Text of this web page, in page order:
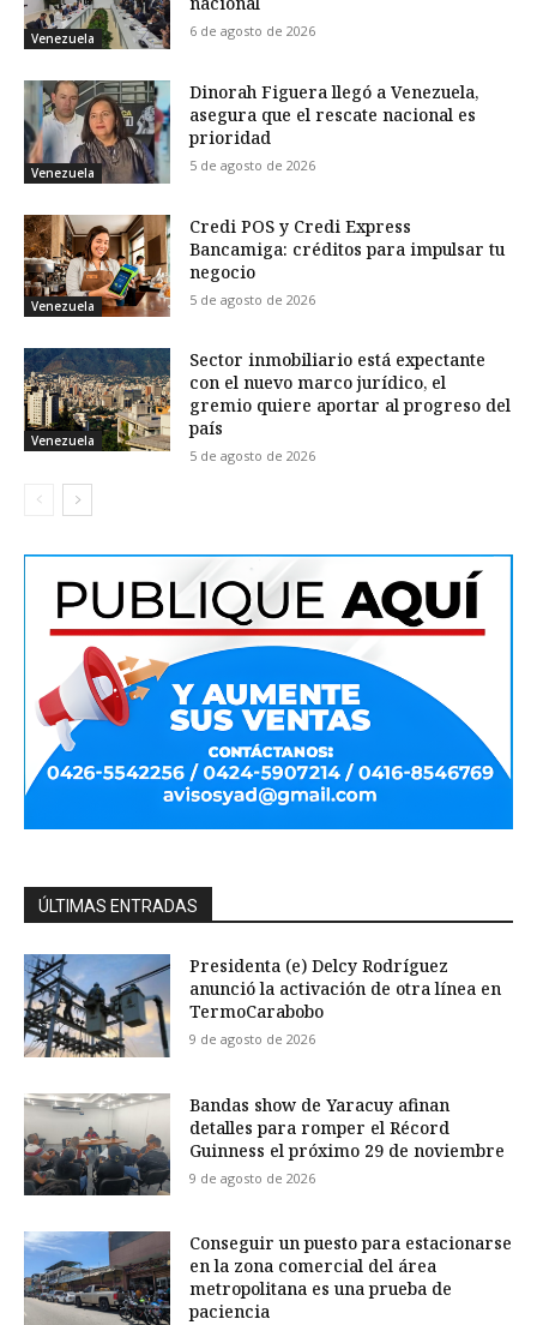
Venezuela 6 de agosto de 2026
Venezuela
Dinorah Figuera llegó a Venezuela,
asegura que el rescate nacional es
prioridad
5 de agosto de 2026
Venezuela
Credi POS y Credi Express
Bancamiga: créditos para impulsar tu
negocio
5 de agosto de 2026
Venezuela
Sector inmobiliario está expectante
con el nuevo marco jurídico, el
gremio quiere aportar al progreso del
país
5 de agosto de 2026
ÚLTIMAS ENTRADAS
Presidenta (e) Delcy Rodríguez
anunció la activación de otra línea en
TermoCarabobo
9 de agosto de 2026
Bandas show de Yaracuy afinan
detalles para romper el Récord
Guinness el próximo 29 de noviembre
9 de agosto de 2026
Conseguir un puesto para estacionarse
en la zona comercial del área
metropolitana es una prueba de
paciencia